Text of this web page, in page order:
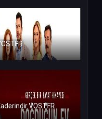
VOSTFR